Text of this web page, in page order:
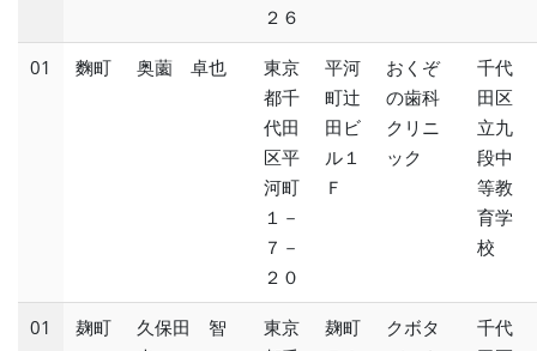
２６
01 麴町 奥薗 卓也
東京
都千
代田
区平
河町
１－
７－
２０
平河
町辻
田ビ
ル１
Ｆ
おくぞ
の歯科
クリニ
ック
千代
田区
立九
段中
等教
育学
校
01 麹町
久保田 智
東京
麹町
クボタ
千代